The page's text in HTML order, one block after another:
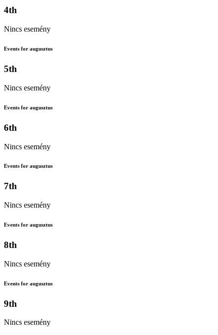
4th
Nincs esemény
Events for augusztus
5th
Nincs esemény
Events for augusztus
6th
Nincs esemény
Events for augusztus
7th
Nincs esemény
Events for augusztus
8th
Nincs esemény
Events for augusztus
9th
Nincs esemény